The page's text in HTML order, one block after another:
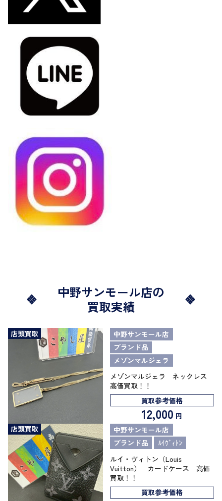
中野サンモール店の
買取実績
店頭買取
中野サンモール店
ブランド品
メゾンマルジェラ
メゾンマルジェラ ネックレス
高価買取！！
買取参考価格
12,000 円
店頭買取
中野サンモール店
ブランド品
ﾙｲｳﾞｨﾄﾝ
ルイ・ヴィトン（Louis
Vuitton） カードケース 高価
買取！！
買取参考価格